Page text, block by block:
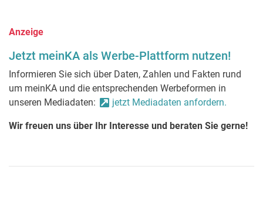
Anzeige
Jetzt meinKA als Werbe-Plattform nutzen!
Informieren Sie sich über Daten, Zahlen und Fakten rund
um meinKA und die entsprechenden Werbeformen in
unseren Mediadaten:
jetzt Mediadaten anfordern.
Wir freuen uns über Ihr Interesse und beraten Sie gerne!